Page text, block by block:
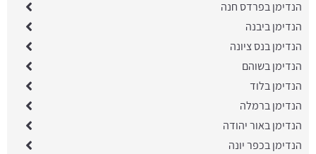
הנדימן בפרדס חנה
הנדימן ביבנה
הנדימן בנס ציונה
הנדימן בשוהם
הנדימן בלוד
הנדימן ברמלה
הנדימן באור יהודה
הנדימן בכפר יונה